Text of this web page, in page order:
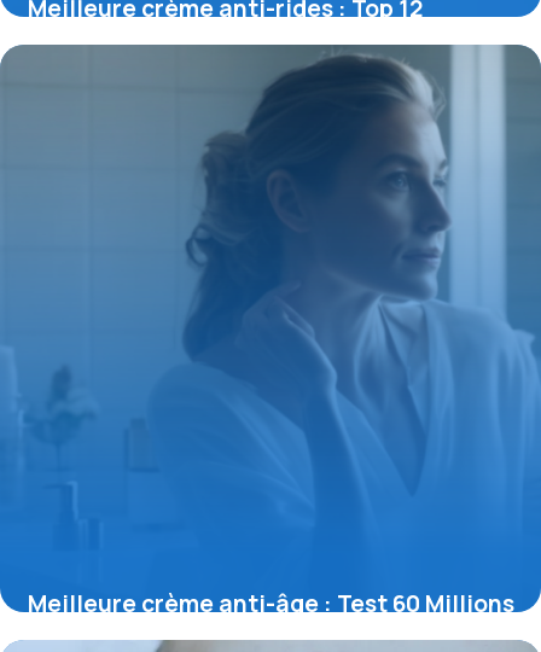
Meilleure crème anti-rides : Top 12
efficaces
Meilleure crème anti-âge : Test 60 Millions
11 mai 2026